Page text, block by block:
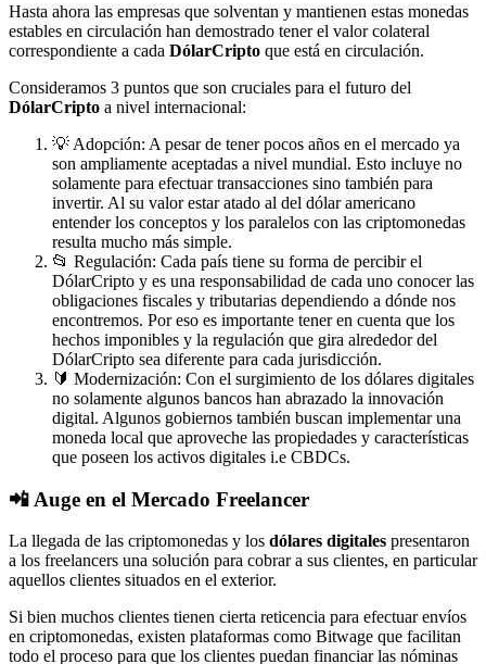
Hasta ahora las empresas que solventan y mantienen estas monedas
estables en circulación han demostrado tener el valor colateral
correspondiente a cada DólarCripto que está en circulación.
Consideramos 3 puntos que son cruciales para el futuro del
DólarCripto a nivel internacional:
💡 Adopción: A pesar de tener pocos años en el mercado ya
son ampliamente aceptadas a nivel mundial. Esto incluye no
solamente para efectuar transacciones sino también para
invertir. Al su valor estar atado al del dólar americano
entender los conceptos y los paralelos con las criptomonedas
resulta mucho más simple.
📂 Regulación: Cada país tiene su forma de percibir el
DólarCripto y es una responsabilidad de cada uno conocer las
obligaciones fiscales y tributarias dependiendo a dónde nos
encontremos. Por eso es importante tener en cuenta que los
hechos imponibles y la regulación que gira alrededor del
DólarCripto sea diferente para cada jurisdicción.
🔰 Modernización: Con el surgimiento de los dólares digitales
no solamente algunos bancos han abrazado la innovación
digital. Algunos gobiernos también buscan implementar una
moneda local que aproveche las propiedades y características
que poseen los activos digitales i.e CBDCs.
📲 Auge en el Mercado Freelancer
La llegada de las criptomonedas y los dólares digitales presentaron
a los freelancers una solución para cobrar a sus clientes, en particular
aquellos clientes situados en el exterior.
Si bien muchos clientes tienen cierta reticencia para efectuar envíos
en criptomonedas, existen plataformas como Bitwage que facilitan
todo el proceso para que los clientes puedan financiar las nóminas